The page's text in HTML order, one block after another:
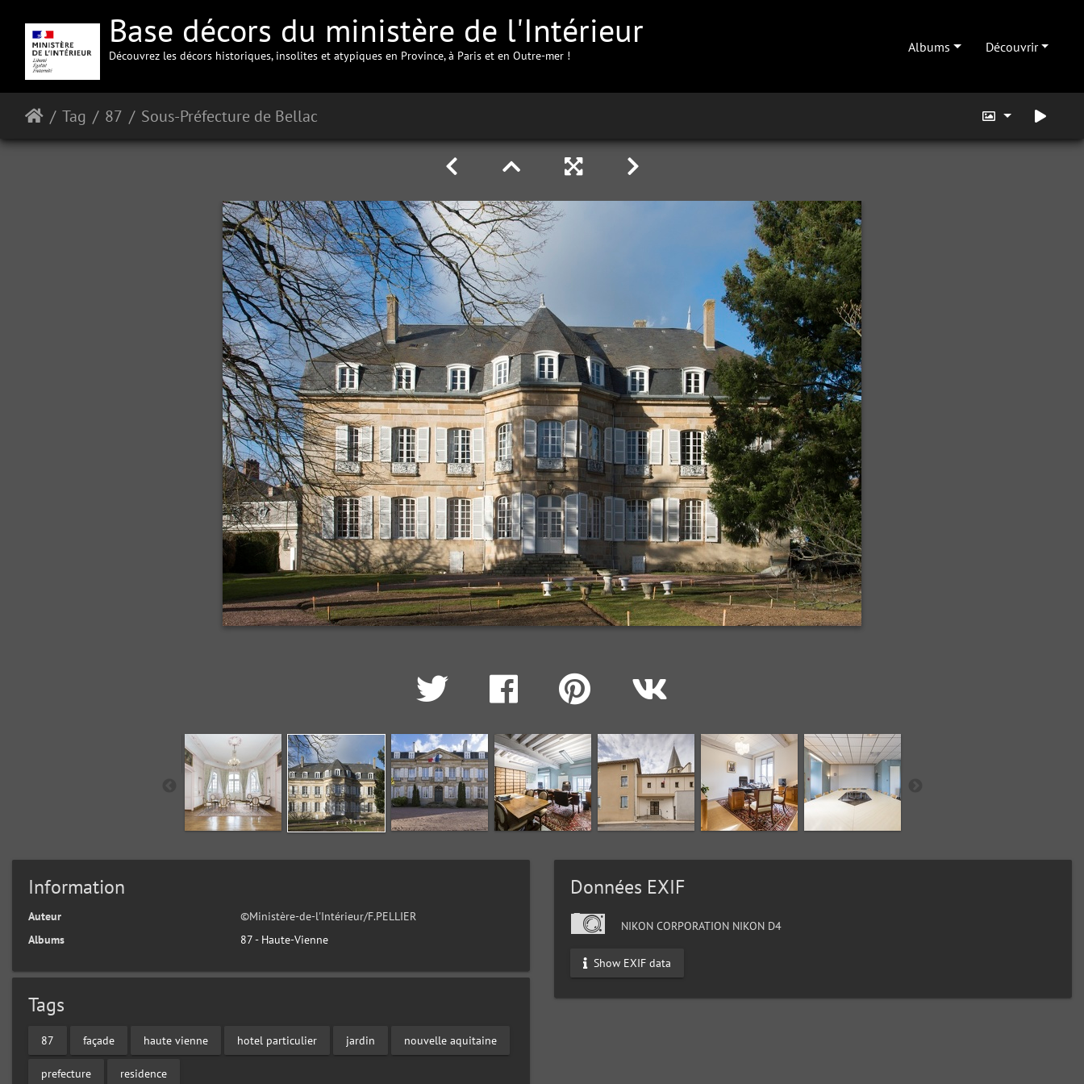
Base décors du ministère de l'Intérieur
Découvrez les décors historiques, insolites et atypiques en Province, à Paris et en Outre-mer !
Albums Découvrir
Tag 87 Sous-Préfecture de Bellac
Information
Auteur
©Ministère-de-l'Intérieur/F.PELLIER
Albums
87 - Haute-Vienne
Tags
87 façade haute vienne hotel particulier jardin nouvelle aquitaine
prefecture residence
Données EXIF
NIKON CORPORATION NIKON D4
Show EXIF data